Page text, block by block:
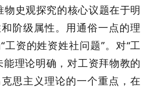
物史观探究的核心议题在于明
阶级属性。用通俗一点的理
资的姓资姓社问题”。对“工
理论明确，对工资拜物教的
思主义理论的一个重点，在